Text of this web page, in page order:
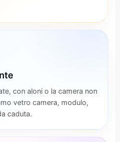
con aloni o la camera non
vetro camera, modulo,
caduta.